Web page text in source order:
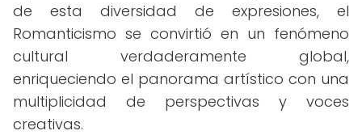
de esta diversidad de expresiones, el
Romanticismo se convirtió en un fenómeno
cultural verdaderamente global,
enriqueciendo el panorama artístico con una
multiplicidad de perspectivas y voces
creativas.